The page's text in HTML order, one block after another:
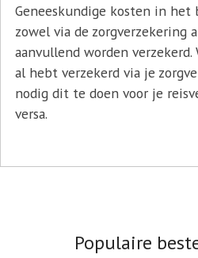
Geneeskundige kosten in
zowel via de zorgverzekering
aanvullend worden
al hebt verzekerd via je
nodig dit te doen voor je
versa.
Populaire